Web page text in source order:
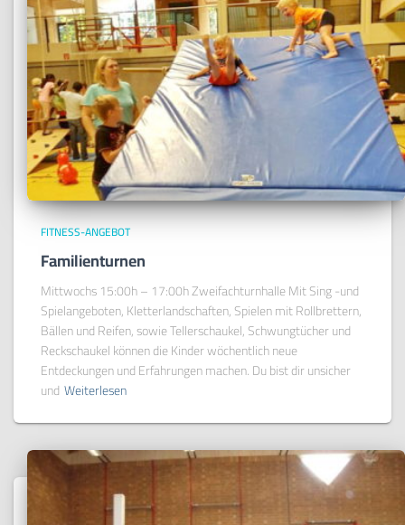
FITNESS-ANGEBOT
Familienturnen
Mittwochs 15:00h – 17:00h Zweifachturnhalle Mit Sing -und
Spielangeboten, Kletterlandschaften, Spielen mit Rollbrettern,
Bällen und Reifen, sowie Tellerschaukel, Schwungtücher und
Reckschaukel können die Kinder wöchentlich neue
Entdeckungen und Erfahrungen machen. Du bist dir unsicher
und Weiterlesen